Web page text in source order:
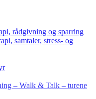
rådgivning og sparring
samtaler, stress- og
– Walk & Talk – turene